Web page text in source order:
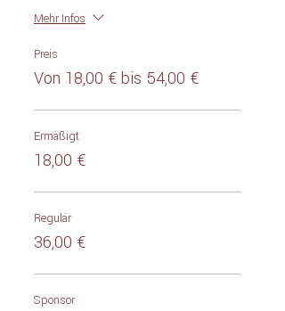
Mehr Infos
Preis
Von 18,00 € bis 54,00 €
Ermäßigt
18,00 €
Regulär
36,00 €
Sponsor